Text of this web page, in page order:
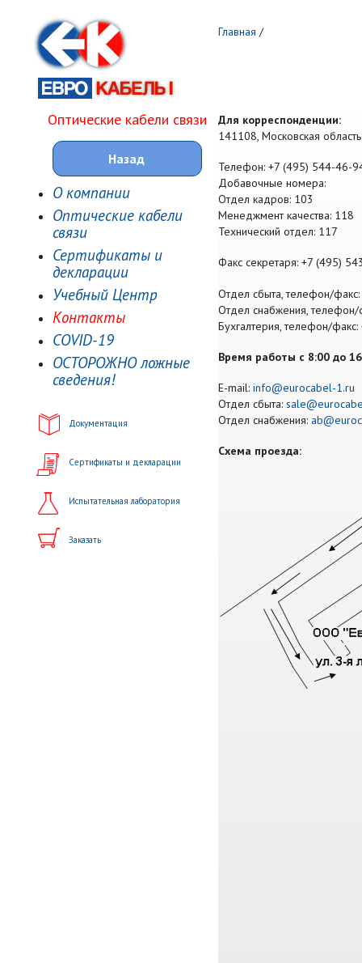
Оптические кабели связи
Назад
О компании
Оптические кабели
связи
Сертификаты и
декларации
Учебный Центр
Контакты
COVID-19
ОСТОРОЖНО ложные
сведения!
Документация
Сертификаты и декларации
Испытательная лаборатория
Заказать
Главная /
Для корреспонденции:
141108, Московская
Телефон: +7 (495) 544-46-
Добавочные номера:
Отдел кадров: 103
Менеджмент качества: 118
Технический отдел: 117
Факс секретаря: +7 (495)
Отдел сбыта, телефон/
Отдел снабжения,
Бухгалтерия, телефон/
Время работы с 8:00 до
E-mail: info@eurocabel-1.ru
Отдел сбыта:
Отдел снабжения:
Схема проезда: